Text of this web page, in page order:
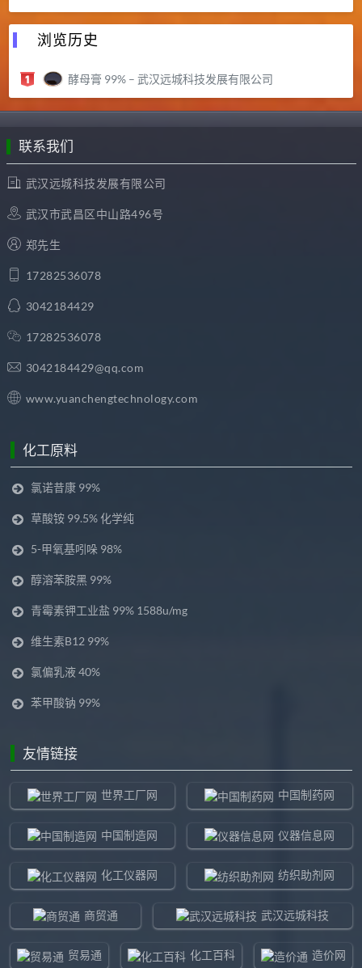
浏览历史
酵母膏 99% – 武汉远城科技发展有限公司
联系我们
武汉远城科技发展有限公司
武汉市武昌区中山路496号
郑先生
17282536078
3042184429
17282536078
3042184429@qq.com
www.yuanchengtechnology.com
化工原料
氯诺昔康 99%
草酸铵 99.5% 化学纯
5-甲氧基吲哚 98%
醇溶苯胺黑 99%
青霉素钾工业盐 99% 1588u/mg
维生素B12 99%
氯偏乳液 40%
苯甲酸钠 99%
友情链接
世界工厂网 中国制药网
中国制造网 仪器信息网
化工仪器网 纺织助剂网
商贸通 武汉远城科技
贸易通 化工百科 造价网